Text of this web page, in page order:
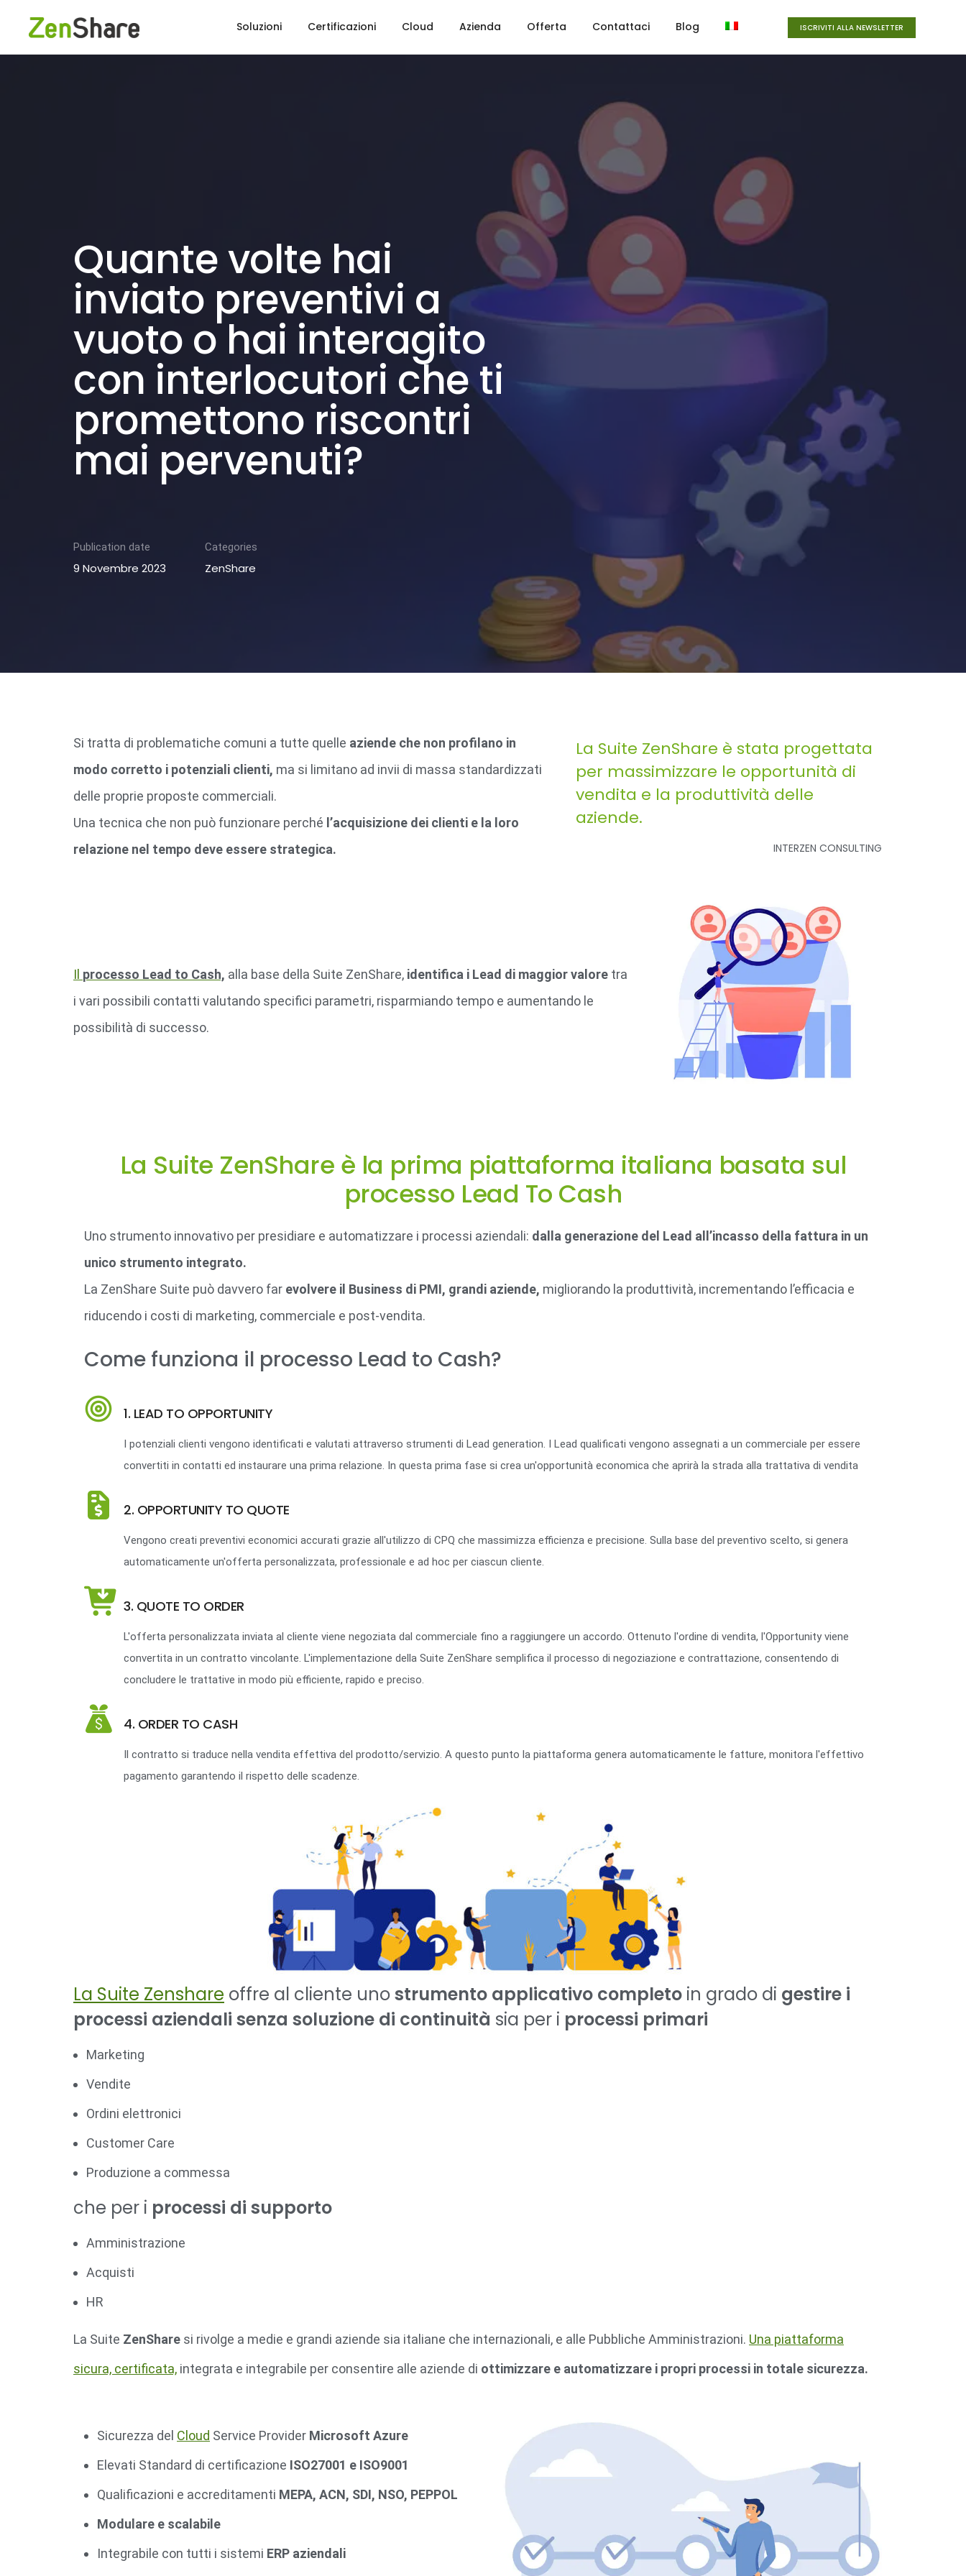
Soluzioni Certificazioni Cloud Azienda Offerta Contattaci Blog ISCRIVITI ALLA NEWSLETTER
Quante volte hai
inviato preventivi a
vuoto o hai interagito
con interlocutori che ti
promettono riscontri
mai pervenuti?
Publication date
9 Novembre 2023
Categories
ZenShare
Si tratta di problematiche comuni a tutte quelle aziende che non profilano in
modo corretto i potenziali clienti, ma si limitano ad invii di massa standardizzati
delle proprie proposte commerciali.
Una tecnica che non può funzionare perché l’acquisizione dei clienti e la loro
relazione nel tempo deve essere strategica.
La Suite ZenShare è stata progettata
per massimizzare le opportunità di
vendita e la produttività delle
aziende.
INTERZEN CONSULTING
Il processo Lead to Cash, alla base della Suite ZenShare, identifica i Lead di maggior valore tra
i vari possibili contatti valutando specifici parametri, risparmiando tempo e aumentando le
possibilità di successo.
La Suite ZenShare è la prima piattaforma italiana basata sul
processo Lead To Cash
Uno strumento innovativo per presidiare e automatizzare i processi aziendali: dalla generazione del Lead all’incasso della fattura in un
unico strumento integrato.
La ZenShare Suite può davvero far evolvere il Business di PMI, grandi aziende, migliorando la produttività, incrementando l’efficacia e
riducendo i costi di marketing, commerciale e post-vendita.
Come funziona il processo Lead to Cash?
1. LEAD TO OPPORTUNITY
I potenziali clienti vengono identificati e valutati attraverso strumenti di Lead generation. I Lead qualificati vengono assegnati a un commerciale per essere
convertiti in contatti ed instaurare una prima relazione. In questa prima fase si crea un'opportunità economica che aprirà la strada alla trattativa di vendita
2. OPPORTUNITY TO QUOTE
Vengono creati preventivi economici accurati grazie all'utilizzo di CPQ che massimizza efficienza e precisione. Sulla base del preventivo scelto, si genera
automaticamente un'offerta personalizzata, professionale e ad hoc per ciascun cliente.
3. QUOTE TO ORDER
L'offerta personalizzata inviata al cliente viene negoziata dal commerciale fino a raggiungere un accordo. Ottenuto l'ordine di vendita, l'Opportunity viene
convertita in un contratto vincolante. L'implementazione della Suite ZenShare semplifica il processo di negoziazione e contrattazione, consentendo di
concludere le trattative in modo più efficiente, rapido e preciso.
4. ORDER TO CASH
Il contratto si traduce nella vendita effettiva del prodotto/servizio. A questo punto la piattaforma genera automaticamente le fatture, monitora l'effettivo
pagamento garantendo il rispetto delle scadenze.
La Suite Zenshare offre al cliente unostrumento applicativo completo in grado di gestire i
processi aziendali senza soluzione di continuità sia per i processi primari
Marketing
Vendite
Ordini elettronici
Customer Care
Produzione a commessa
che per i processi di supporto
Amministrazione​
Acquisti
HR
La Suite ZenShare si rivolge a medie e grandi aziende sia italiane che internazionali, e alle Pubbliche Amministrazioni. Una piattaforma
sicura, certificata, integrata e integrabile per consentire alle aziende di ottimizzare e automatizzare i propri processi in totale sicurezza.
Sicurezza del Cloud Service Provider Microsoft Azure
Elevati Standard di certificazione ISO27001 e ISO9001
Qualificazioni e accreditamenti MEPA, ACN, SDI, NSO, PEPPOL
Modulare e scalabile
Integrabile con tutti i sistemi ERP aziendali